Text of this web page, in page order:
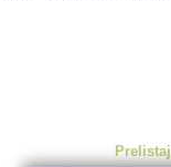
Prelistaj